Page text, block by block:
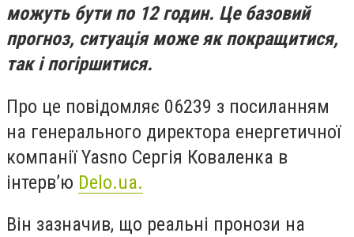
можуть бути по 12 годин. Це базовий
прогноз, ситуація може як покращитися,
так і погіршитися.
Про це повідомляє 06239 з посиланням
на генерального директора енергетичної
компанії Yasno Сергія Коваленка в
інтерв’ю Delo.ua.
Він зазначив, що реальні пронози на